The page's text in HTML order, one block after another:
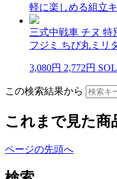
軽に楽しめる組立
三式中戦車 チヌ 特
フジミ ちび丸ミリ
3,080円 2,772円
この検索結果から
これまで見た商
ページの先頭へ